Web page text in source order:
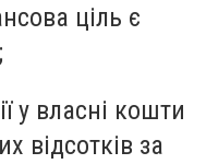
ціль є
у власні кошти
відсотків за